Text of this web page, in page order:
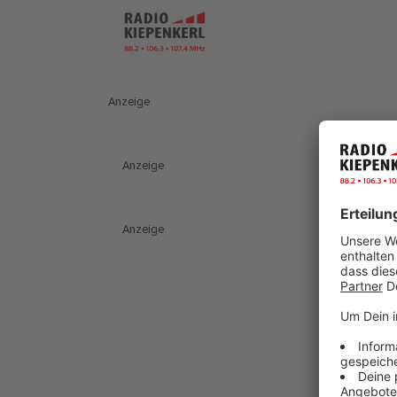
Anzeige
Anzeige
Anzeige